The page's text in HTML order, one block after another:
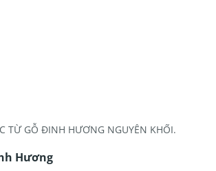
TỪ GỖ ĐINH HƯƠNG NGUYÊN KHỐI.
Hương